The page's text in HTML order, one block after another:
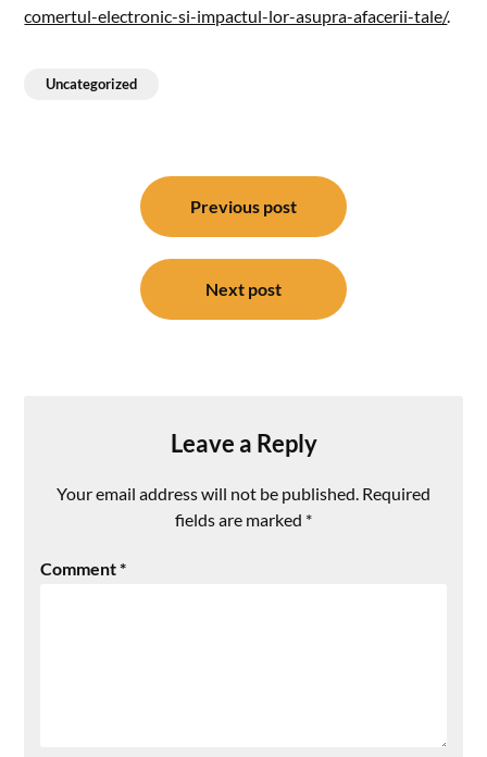
comertul-electronic-si-impactul-lor-asupra-afacerii-tale/.
Uncategorized
Previous post
Next post
Leave a Reply
Your email address will not be published. Required
fields are marked *
Comment*